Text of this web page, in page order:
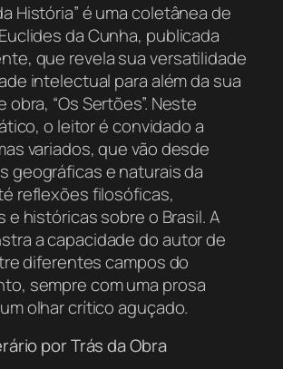
História” é uma coletânea de
da Cunha, publicada
que revela sua versatilidade
intelectual para além da sua
obra, “Os Sertões”. Neste
o leitor é convidado a
variados, que vão desde
geográficas e naturais da
reflexões filosóficas,
e históricas sobre o Brasil. A
a capacidade do autor de
diferentes campos do
sempre com uma prosa
olhar crítico aguçado.
por Trás da Obra